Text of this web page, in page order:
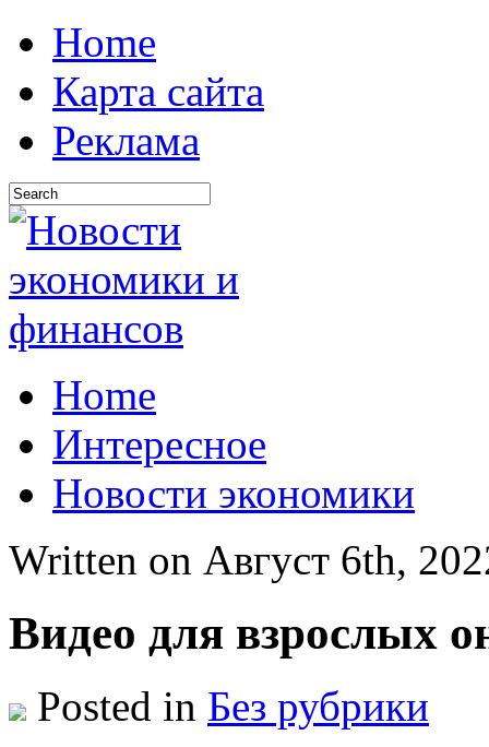
Home
Карта сайта
Реклама
Home
Интересное
Новости экономики
Written on Август 6th,
Видео для взрослых
Posted in Без рубрики